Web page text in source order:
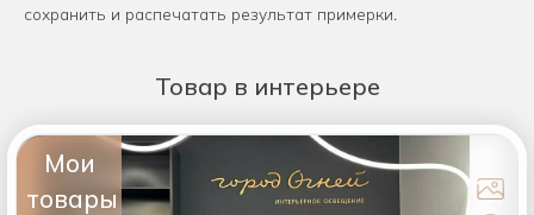
сохранить и распечатать результат примерки.
Товар в интерьере
Мои
товары